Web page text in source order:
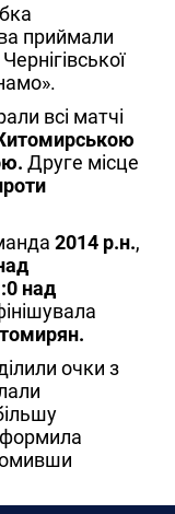
приймали
всі матчі
Друге місце
2014 р.н.,
над
очки з